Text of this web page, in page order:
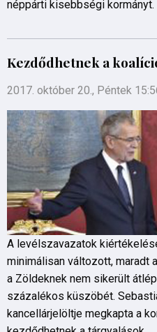
néppárti kisebbségi kormányt.
Kezdődhetnek a
2017. október 20., Péntek
A levélszavazatok
minimálisan változott, maradt
a Zöldeknek nem sikerült
százalékos küszöbét.
kancellárjelöltje megkapta a